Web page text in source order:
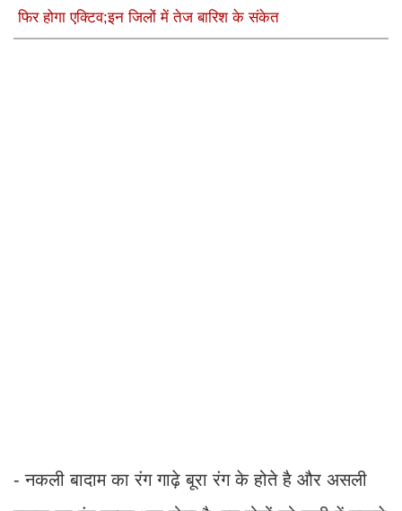
फिर होगा एक्टिव;इन जिलों में तेज बारिश के संकेत
- नकली बादाम का रंग गाढ़े बूरा रंग के होते है और असली